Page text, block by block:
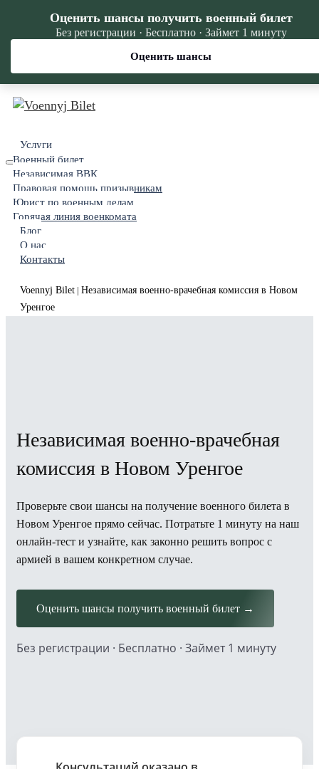
Услуги
Военный билет
Независимая ВВК
Правовая помощь призывникам
Юрист по военным делам
Горячая линия военкомата
Блог
О нас
Контакты
Voennyj Bilet Независимая военно-врачебная комиссия в Новом
Уренгое
Независимая военно-врачебная
комиссия в Новом Уренгое
Проверьте свои шансы на получение военного билета в
Новом Уренгое прямо сейчас. Потратьте 1 минуту на наш
онлайн-тест и узнайте, как законно решить вопрос с
армией в вашем конкретном случае.
Оценить шансы получить военный билет →
Без регистрации · Бесплатно · Займет 1 минуту
Оценить шансы получить военный билет
Без регистрации · Бесплатно · Займет 1 минуту
Оценить шансы